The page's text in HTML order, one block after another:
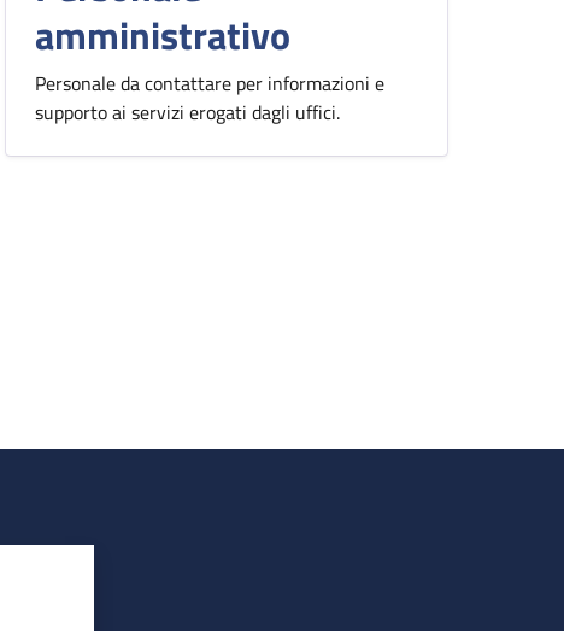
amministrativo
Personale da contattare per informazioni e
supporto ai servizi erogati dagli uffici.